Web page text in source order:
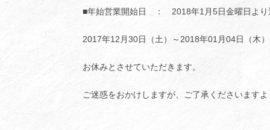
■年始営業開始日 ： 2018年1月5日金曜日より
2017年12月30日（土）～2018年01月04日（木
お休みとさせていただきます。
ご迷惑をおかけしますが、ご了承くださいます